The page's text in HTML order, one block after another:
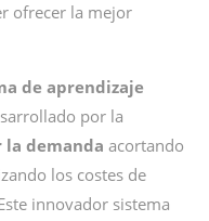
ofrecer la mejor
de aprendizaje
por la
la demanda acortando
los costes de
innovador sistema